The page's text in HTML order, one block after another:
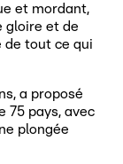
et mordant,
gloire et de
de tout ce qui
a proposé
75 pays, avec
plongée